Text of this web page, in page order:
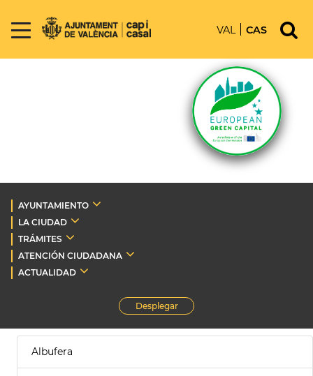
VAL CAS
AYUNTAMIENTO
LA CIUDAD
TRÁMITES
ATENCIÓN CIUDADANA
ACTUALIDAD
Desplegar
Albufera